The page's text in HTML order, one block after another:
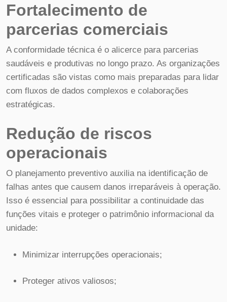
Fortalecimento de
parcerias comerciais
A conformidade técnica é o alicerce para parcerias
saudáveis e produtivas no longo prazo. As organizações
certificadas são vistas como mais preparadas para lidar
com fluxos de dados complexos e colaborações
estratégicas.
Redução de riscos
operacionais
O planejamento preventivo auxilia na identificação de
falhas antes que causem danos irreparáveis à operação.
Isso é essencial para possibilitar a continuidade das
funções vitais e proteger o patrimônio informacional da
unidade:
Minimizar interrupções operacionais;
Proteger ativos valiosos;